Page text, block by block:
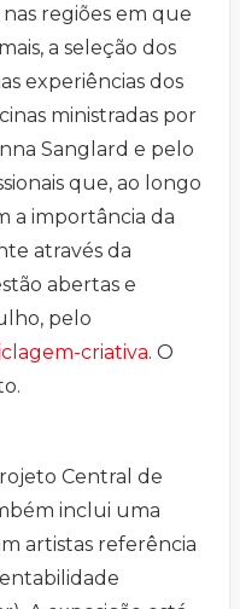
regiões em que
a seleção dos
experiências dos
ministradas por
Sanglard e pelo
que, ao longo
a importância da
através da
abertas e
pelo
criativa. O
Central de
inclui uma
artistas referência